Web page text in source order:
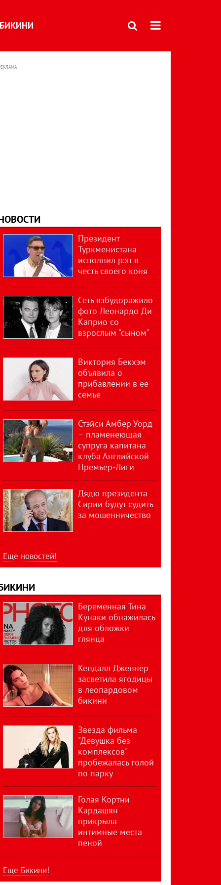
БИКИНИ
Президент
Туркменистана
исполнил рэп в
честь своего коня
Сеть взбудоражило
фото Леонардо Ди
Каприо со
взрослым "сыном"
Виктория Бекхэм
объявила о
прибавлении в ее
семье
Стэйси Амбер Уорд
– пламенеющая
супруга капитана
клуба Английской
Премьер-Лиги
Дядю президента
Сирии будут судить
за мошенничество
Еще новостей!
Беременная Тина
Кунаки обнажилась
для обложки
глянца
Кендалл Дженнер
засветила ягодицы
в леопардовом
бикини
Звезда фильма
"Девушка без
комплексов"
пробежалась голой
по парку
Голая Кортни
Кардашян
прикрыла
интимные места
пеной
Еще Бикини!